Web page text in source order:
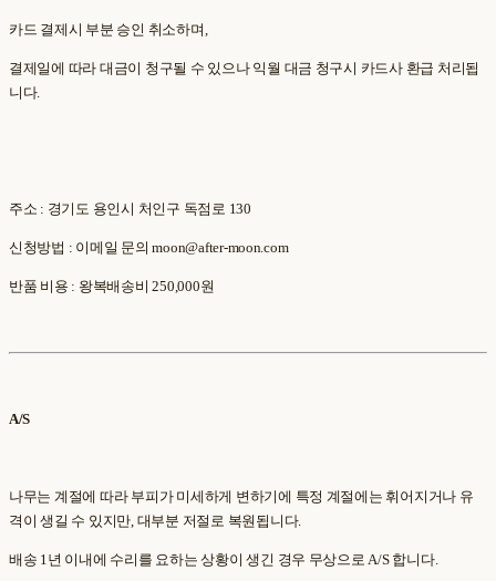
카드 결제시 부분 승인 취소하며,
결제일에 따라 대금이 청구될 수 있으나 익월 대금 청구시 카드사 환급 처리됩
니다.
주소 : 경기도 용인시 처인구 독점로 130
신청방법 : 이메일 문의 moon@after-moon.com
반품 비용 : 왕복배송비 250,000원
A/S
나무는 계절에 따라 부피가 미세하게 변하기에 특정 계절에는 휘어지거나 유
격이 생길 수 있지만, 대부분 저절로 복원됩니다.
배송 1년 이내에 수리를 요하는 상황이 생긴 경우 무상으로 A/S 합니다.